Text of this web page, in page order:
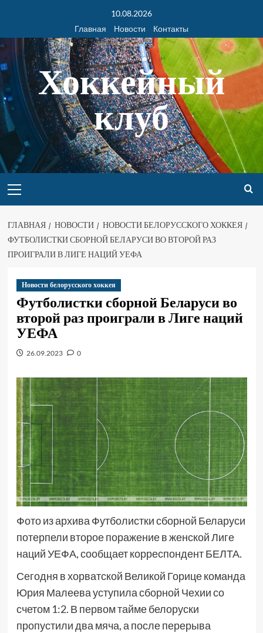
10.08.2026
Главная
Новости Контакты
Хоккейный
клуб
ГЛАВНАЯ НОВОСТИ
НОВОСТИ БЕЛОРУССКОГО ХОККЕЯ
ФУТБОЛИСТКИ СБОРНОЙ БЕЛАРУСИ ВО ВТОРОЙ РАЗ
ПРОИГРАЛИ В ЛИГЕ НАЦИЙ УЕФА
Новости белорусского хоккея
Футболистки сборной Беларуси во
второй раз проиграли в Лиге наций
УЕФА
26.09.2023 0
Фото из архива Футболистки сборной Беларуси
потерпели второе поражение в женской Лиге
наций УЕФА, сообщает корреспондент БЕЛТА.
Сегодня в хорватской Великой Горице команда
Юрия Малеева уступила сборной Чехии со
счетом 1:2. В первом тайме белоруски
пропустили два мяча, а после перерыва